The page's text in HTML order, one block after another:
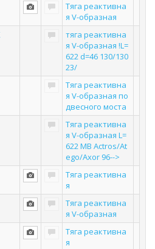
Тяга реактивна
я V-образная
тяга реактивна
я V-образная !L=
622 d=46 130/130
23/
Тяга реактивна
я V-образная по
двесного моста
Тяга реактивна
я V-образная L=
622 MB Actros/At
ego/Axor 96-->
Тяга реактивна
я
Тяга реактивна
я V-образная
Тяга реактивна
я